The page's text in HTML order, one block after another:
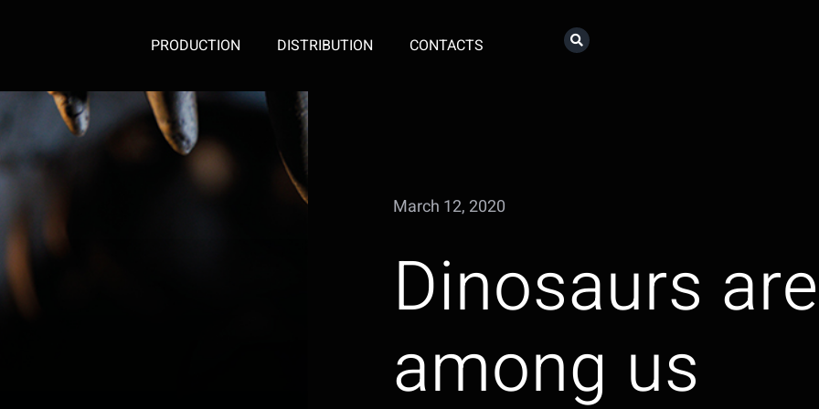
PRODUCTION DISTRIBUTION CONTACTS
March 12, 2020
Dinosaurs are
among us